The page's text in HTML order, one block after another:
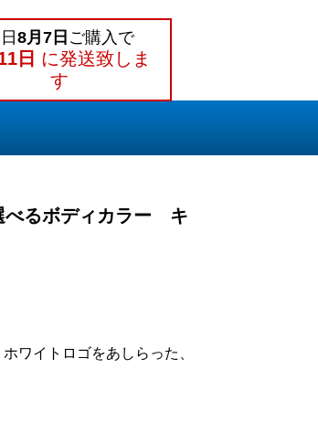
8月7日 ご購入で
日 に発送致しま
す
べるボディカラー キ
ワイトロゴをあしらった、